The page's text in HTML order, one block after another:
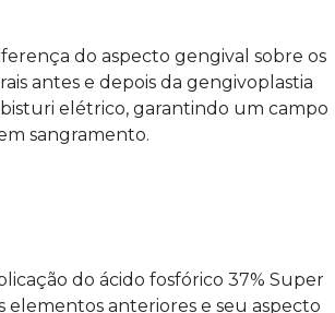
do aspecto gengival sobre os
antes e depois da gengivoplastia
elétrico, garantindo um campo
sangramento.
do ácido fosfórico 37% Super
elementos anteriores e seu aspecto